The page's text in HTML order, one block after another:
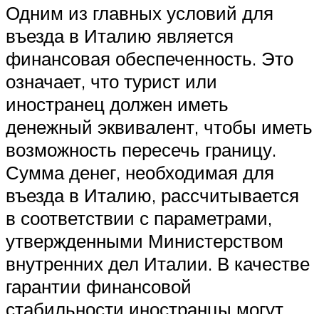
Одним из главных условий для
въезда в Италию является
финансовая обеспеченность. Это
означает, что турист или
иностранец должен иметь
денежный эквивалент, чтобы иметь
возможность пересечь границу.
Сумма денег, необходимая для
въезда в Италию, рассчитывается
в соответствии с параметрами,
утвержденными Министерством
внутренних дел Италии. В качестве
гарантии финансовой
стабильности иностранцы могут